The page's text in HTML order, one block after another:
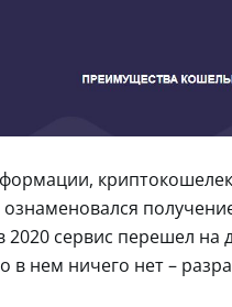
ознаменовался
сервис перешел на
в нем ничего нет –